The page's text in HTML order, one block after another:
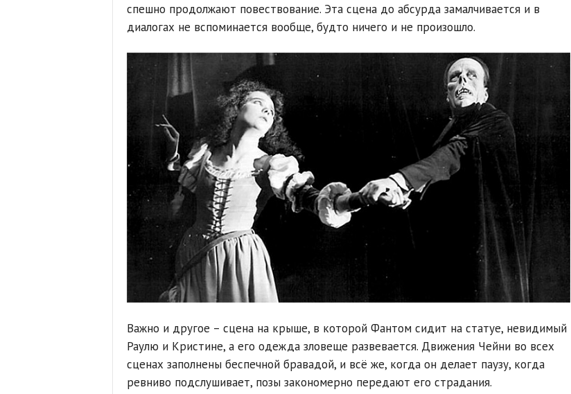
спешно продолжают повествование. Эта сцена до абсурда замалчивается и в
диалогах не вспоминается вообще, будто ничего и не произошло.
Важно и другое – сцена на крыше, в которой Фантом сидит на статуе, невидимый
Раулю и Кристине, а его одежда зловеще развевается. Движения Чейни во всех
сценах заполнены беспечной бравадой, и всё же, когда он делает паузу, когда
ревниво подслушивает, позы закономерно передают его страдания.